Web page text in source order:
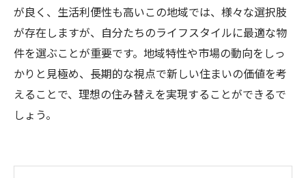
が良く、生活利便性も高いこの地域では、様々な選択肢
が存在しますが、自分たちのライフスタイルに最適な物
件を選ぶことが重要です。地域特性や市場の動向をしっ
かりと見極め、長期的な視点で新しい住まいの価値を考
えることで、理想の住み替えを実現することができるで
しょう。